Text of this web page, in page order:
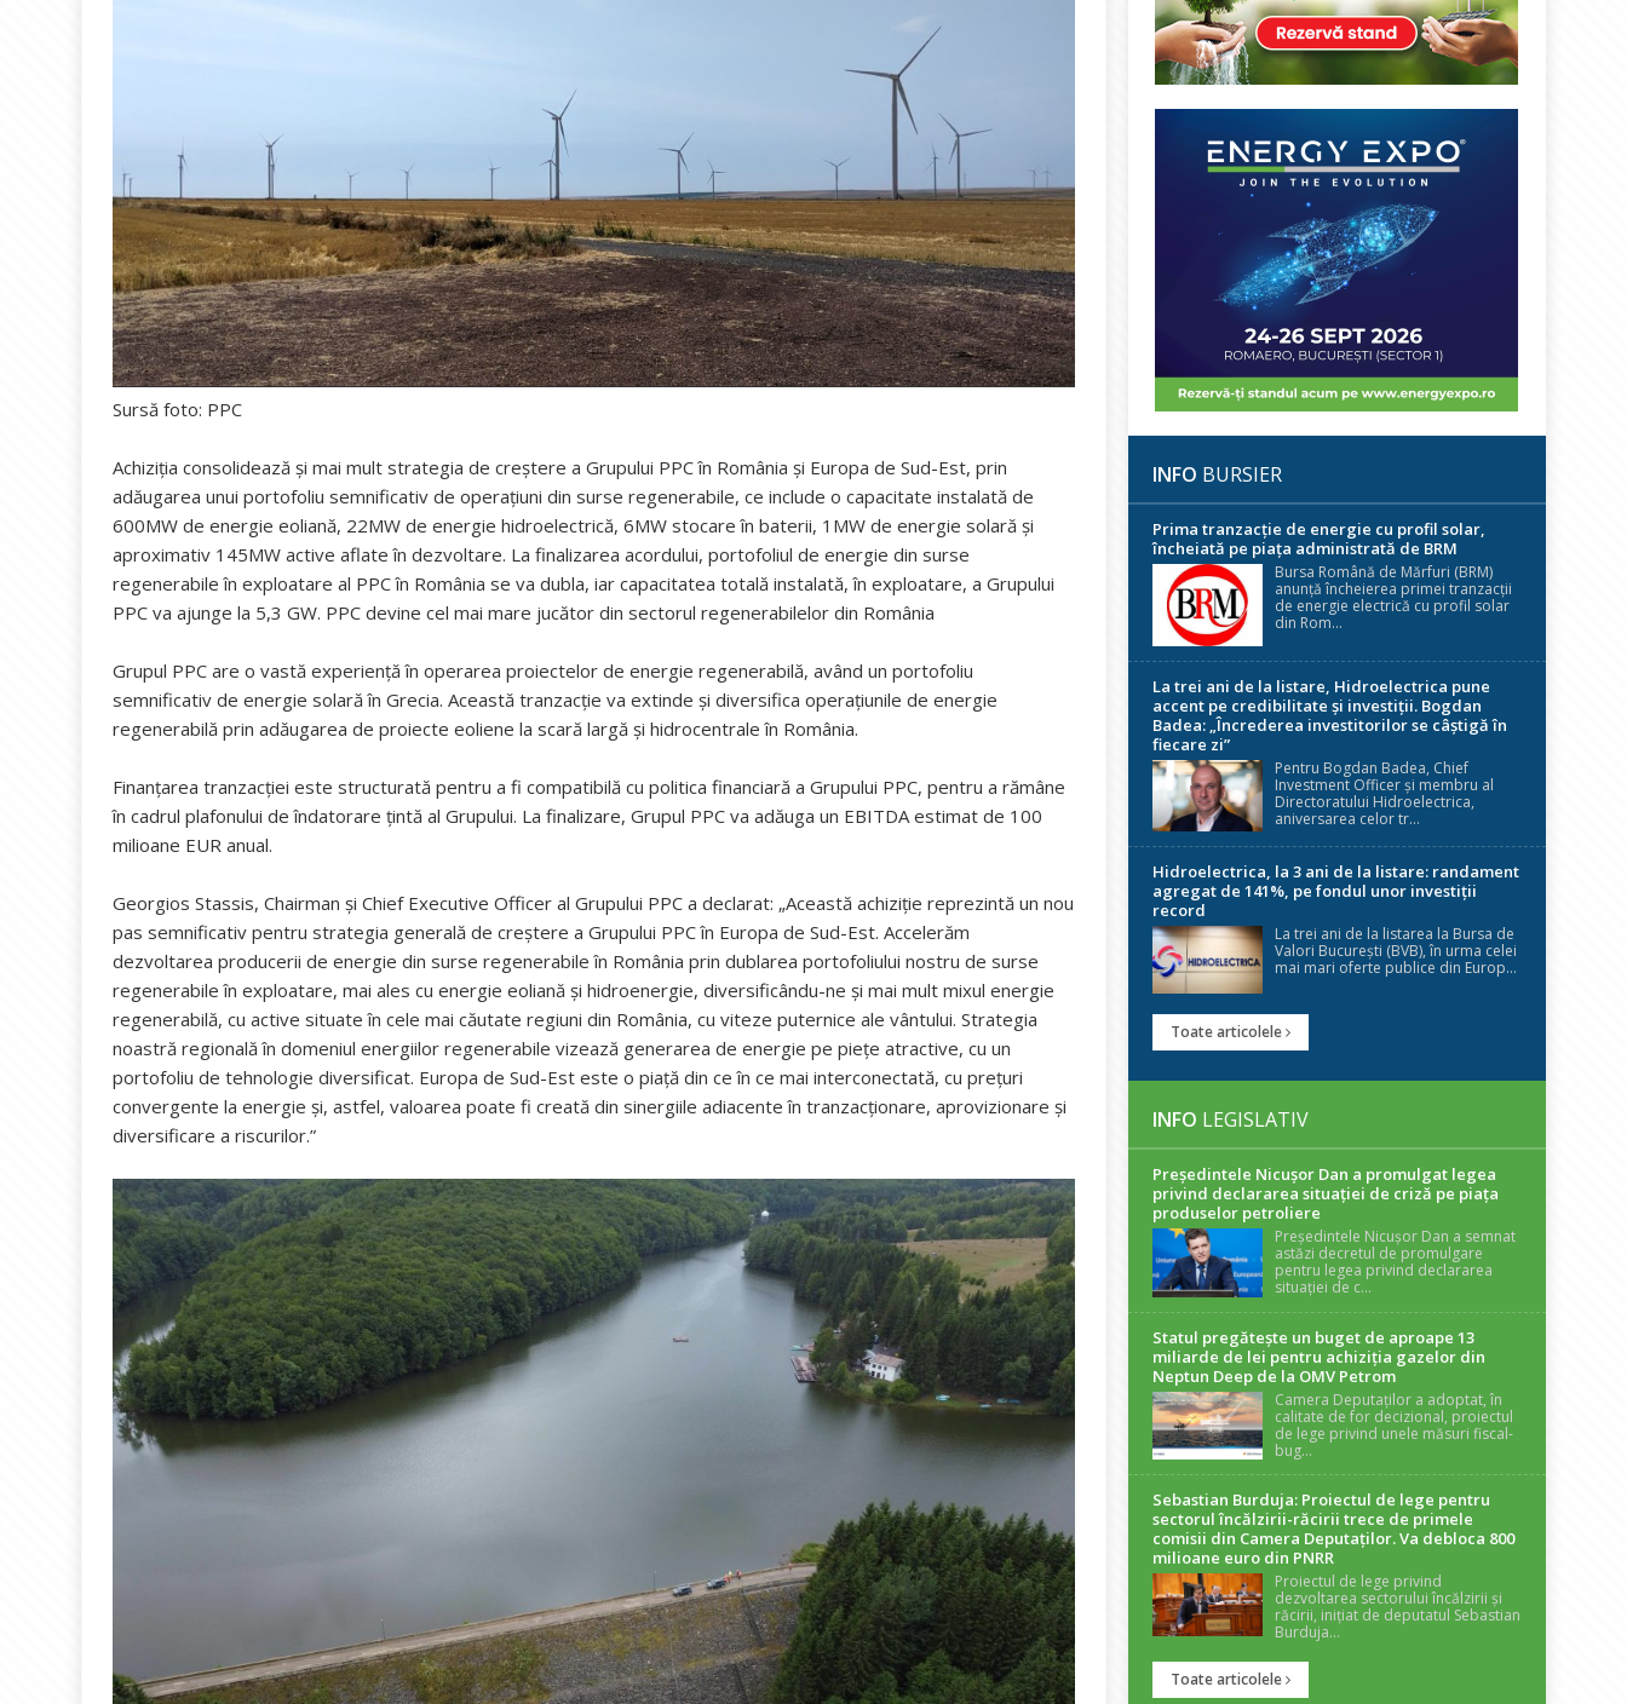
Sursă foto: PPC
Achiziția consolidează și mai mult strategia de creștere a Grupului PPC în România și Europa de Sud-Est, prin
adăugarea unui portofoliu semnificativ de operațiuni din surse regenerabile, ce include o capacitate instalată de
600MW de energie eoliană, 22MW de energie hidroelectrică, 6MW stocare în baterii, 1MW de energie solară și
aproximativ 145MW active aflate în dezvoltare. La finalizarea acordului, portofoliul de energie din surse
regenerabile în exploatare al PPC în România se va dubla, iar capacitatea totală instalată, în exploatare, a Grupului
PPC va ajunge la 5,3 GW. PPC devine cel mai mare jucător din sectorul regenerabilelor din România
Grupul PPC are o vastă experiență în operarea proiectelor de energie regenerabilă, având un portofoliu
semnificativ de energie solară în Grecia. Această tranzacție va extinde și diversifica operațiunile de energie
regenerabilă prin adăugarea de proiecte eoliene la scară largă și hidrocentrale în România.
Finanțarea tranzacției este structurată pentru a fi compatibilă cu politica financiară a Grupului PPC, pentru a rămâne
în cadrul plafonului de îndatorare țintă al Grupului. La finalizare, Grupul PPC va adăuga un EBITDA estimat de 100
milioane EUR anual.
Georgios Stassis, Chairman și Chief Executive Officer al Grupului PPC a declarat: „Această achiziție reprezintă un nou
pas semnificativ pentru strategia generală de creștere a Grupului PPC în Europa de Sud-Est. Accelerăm
dezvoltarea producerii de energie din surse regenerabile în România prin dublarea portofoliului nostru de surse
regenerabile în exploatare, mai ales cu energie eoliană și hidroenergie, diversificându-ne și mai mult mixul energie
regenerabilă, cu active situate în cele mai căutate regiuni din România, cu viteze puternice ale vântului. Strategia
noastră regională în domeniul energiilor regenerabile vizează generarea de energie pe piețe atractive, cu un
portofoliu de tehnologie diversificat. Europa de Sud-Est este o piață din ce în ce mai interconectată, cu prețuri
convergente la energie și, astfel, valoarea poate fi creată din sinergiile adiacente în tranzacționare, aprovizionare și
diversificare a riscurilor.”
INFO BURSIER
Prima tranzacție de energie cu profil solar,
încheiată pe piața administrată de BRM
Bursa Română de Mărfuri (BRM)
anunță încheierea primei tranzacții
de energie electrică cu profil solar
din Rom...
La trei ani de la listare, Hidroelectrica pune
accent pe credibilitate și investiții. Bogdan
Badea: „Încrederea investitorilor se câștigă în
fiecare zi”
Pentru Bogdan Badea, Chief
Investment Officer și membru al
Directoratului Hidroelectrica,
aniversarea celor tr...
Hidroelectrica, la 3 ani de la listare: randament
agregat de 141%, pe fondul unor investiții
record
La trei ani de la listarea la Bursa de
Valori București (BVB), în urma celei
mai mari oferte publice din Europ...
Toate articolele
INFO LEGISLATIV
Președintele Nicuşor Dan a promulgat legea
privind declararea situaţiei de criză pe piaţa
produselor petroliere
Președintele Nicușor Dan a semnat
astăzi decretul de promulgare
pentru legea privind declararea
situației de c...
Statul pregătește un buget de aproape 13
miliarde de lei pentru achiziția gazelor din
Neptun Deep de la OMV Petrom
Camera Deputaților a adoptat, în
calitate de for decizional, proiectul
de lege privind unele măsuri fiscal-
bug...
Sebastian Burduja: Proiectul de lege pentru
sectorul încălzirii-răcirii trece de primele
comisii din Camera Deputaților. Va debloca 800
milioane euro din PNRR
Proiectul de lege privind
dezvoltarea sectorului încălzirii și
răcirii, inițiat de deputatul Sebastian
Burduja...
Toate articolele